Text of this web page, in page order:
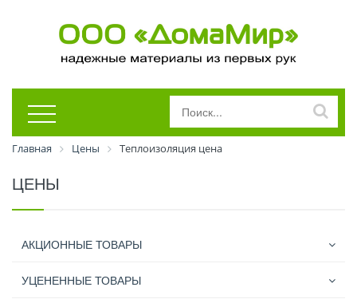
Главная Цены Теплоизоляция цена
ЦЕНЫ
АКЦИОННЫЕ ТОВАРЫ
УЦЕНЕННЫЕ ТОВАРЫ